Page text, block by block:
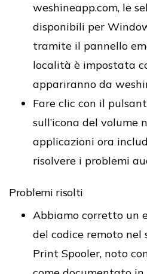
weshineapp.com, le
disponibili per
tramite il pannello
località è impostata
appariranno da
Fare clic con il
sull’icona del volume
applicazioni ora
risolvere i problemi
Problemi risolti
Abbiamo corretto un
del codice remoto nel
Print Spooler, noto